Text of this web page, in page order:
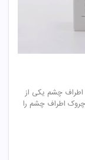
برای پوست اطراف چشم یکی از
چروک اطراف چشم را